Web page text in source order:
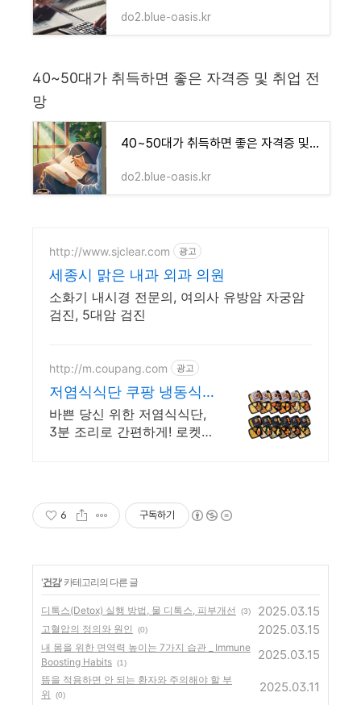
do2.blue-oasis.kr
40~50대가 취득하면 좋은 자격증 및 취업 전
망
40~50대가 취득하면 좋은 자격증 및 취업 전망
do2.blue-oasis.kr
http://www.sjclear.com 광고
세종시 맑은 내과 외과 의원
소화기 내시경 전문의, 여의사 유방암 자궁암
검진, 5대암 검진
http://m.coupang.com 광고
저염식식단 쿠팡 냉동식
품 로켓프레시 안전배송
바쁜 당신 위한 저염식식단,
3분 조리로 간편하게! 로켓프
합니다.
6 구독하기
'건강' 카테고리의 다른 글
디톡스(Detox) 실행 방법, 물 디톡스, 피부개선 (3) 2025.03.15
고혈압의 정의와 원인 (0) 2025.03.15
내 몸을 위한 면역력 높이는 7가지 습관 _ Immune
Boosting Habits (1)
2025.03.15
뜸을 적용하면 안 되는 환자와 주의해야 할 부
위
(0)
2025.03.11